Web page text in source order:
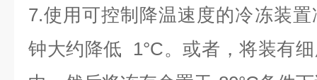
7.使用可控制降温速度的冷冻装
钟大约降低 1°C。或者，将装有